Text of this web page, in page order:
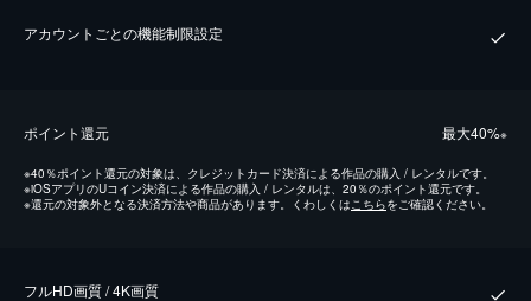
アカウントごとの機能制限設定
ポイント還元 最⼤40%※
※40％ポイント還元の対象は、クレジットカード決済による作品の購入 / レンタルです。
※iOSアプリのUコイン決済による作品の購入 / レンタルは、20％のポイント還元です。
※還元の対象外となる決済方法や商品があります。くわしくは こちらをご確認ください。
フルHD画質 / 4K画質